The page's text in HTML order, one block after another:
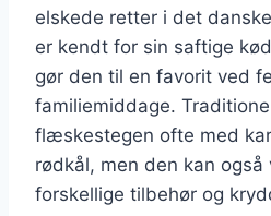
elskede retter i det
er kendt for sin saftige
gør den til en favorit ved
familiemiddage.
flæskestegen ofte med
rødkål, men den kan også
forskellige tilbehør og